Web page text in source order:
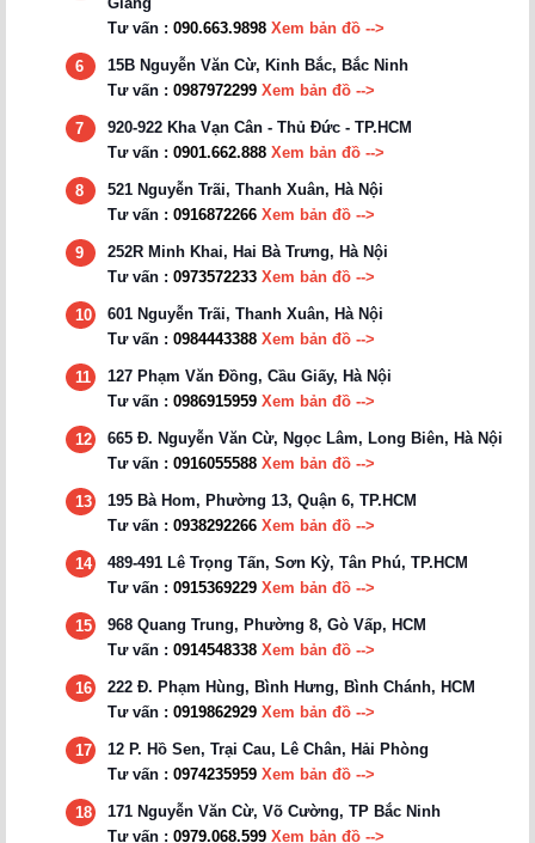
Tư vấn : 090.663.9898 Xem bản đồ -->
6
15B Nguyễn Văn Cừ, Kinh Bắc, Bắc Ninh
Tư vấn : 0987972299 Xem bản đồ -->
7
920-922 Kha Vạn Cân - Thủ Đức - TP.HCM
Tư vấn : 0901.662.888 Xem bản đồ -->
8
521 Nguyễn Trãi, Thanh Xuân, Hà Nội
Tư vấn : 0916872266 Xem bản đồ -->
9
252R Minh Khai, Hai Bà Trưng, Hà Nội
Tư vấn : 0973572233 Xem bản đồ -->
10
601 Nguyễn Trãi, Thanh Xuân, Hà Nội
Tư vấn : 0984443388 Xem bản đồ -->
11
127 Phạm Văn Đồng, Cầu Giấy, Hà Nội
Tư vấn : 0986915959 Xem bản đồ -->
12
665 Đ. Nguyễn Văn Cừ, Ngọc Lâm, Long Biên, Hà Nội
Tư vấn : 0916055588 Xem bản đồ -->
13
195 Bà Hom, Phường 13, Quận 6, TP.HCM
Tư vấn : 0938292266 Xem bản đồ -->
14
489-491 Lê Trọng Tấn, Sơn Kỳ, Tân Phú, TP.HCM
Tư vấn : 0915369229 Xem bản đồ -->
15
968 Quang Trung, Phường 8, Gò Vấp, HCM
Tư vấn : 0914548338 Xem bản đồ -->
16
222 Đ. Phạm Hùng, Bình Hưng, Bình Chánh, HCM
Tư vấn : 0919862929 Xem bản đồ -->
17
12 P. Hồ Sen, Trại Cau, Lê Chân, Hải Phòng
Tư vấn : 0974235959 Xem bản đồ -->
18
171 Nguyễn Văn Cừ, Võ Cường, TP Bắc Ninh
Tư vấn : 0979.068.599 Xem bản đồ -->